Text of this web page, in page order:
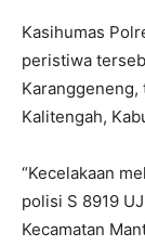
Kasihumas
peristiwa
Karanggeneng,
Kalitengah,
“Kecelakaan
polisi S 8919
Kecamatan